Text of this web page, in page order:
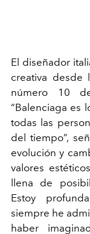
El diseñador
creativa
número 10
“Balenciaga es
todas las
del tiempo”,
evolución y
valores
llena de
Estoy
siempre he
haber